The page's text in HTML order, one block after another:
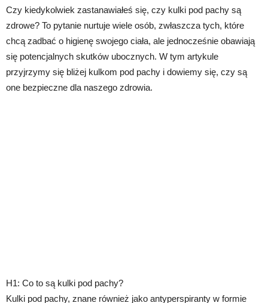
Czy kiedykolwiek zastanawiałeś się, czy kulki pod pachy są
zdrowe? To pytanie nurtuje wiele osób, zwłaszcza tych, które
chcą zadbać o higienę swojego ciała, ale jednocześnie obawiają
się potencjalnych skutków ubocznych. W tym artykule
przyjrzymy się bliżej kulkom pod pachy i dowiemy się, czy są
one bezpieczne dla naszego zdrowia.
H1: Co to są kulki pod pachy?
Kulki pod pachy, znane również jako antyperspiranty w formie